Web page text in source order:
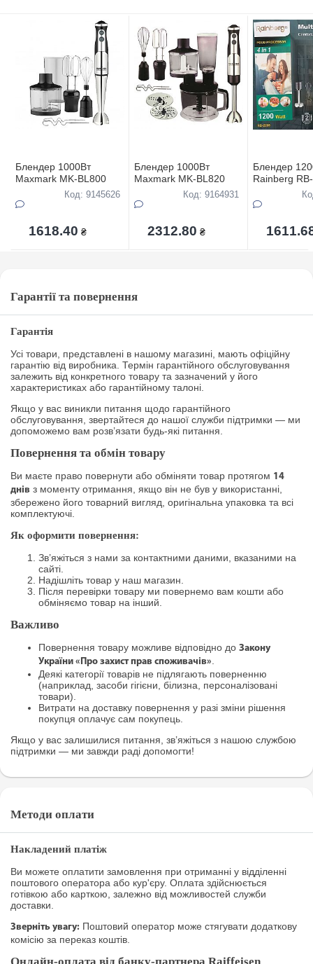
Блендер 1000Вт
Maxmark MK-BL800
Код: 9145626
1618.40 ₴
Блендер 1000Вт
Maxmark MK-BL820
Код: 9164931
2312.80 ₴
Блендер
Rainberg
Гарантії та повернення
Гарантія
Усі товари, представлені в нашому магазині, мають офіційну
гарантію від виробника. Термін гарантійного обслуговування
залежить від конкретного товару та зазначений у його
характеристиках або гарантійному талоні.
Якщо у вас виникли питання щодо гарантійного
обслуговування, звертайтеся до нашої служби підтримки — ми
допоможемо вам розв’язати будь-які питання.
Повернення та обмін товару
Ви маєте право повернути або обміняти товар протягом 14
днів з моменту отримання, якщо він не був у використанні,
збережено його товарний вигляд, оригінальна упаковка та всі
комплектуючі.
Як оформити повернення:
Зв’яжіться з нами за контактними даними, вказаними на
сайті.
Надішліть товар у наш магазин.
Після перевірки товару ми повернемо вам кошти або
обміняємо товар на інший.
Важливо
Повернення товару можливе відповідно до Закону
України «Про захист прав споживачів»
Деякі категорії товарів не підлягають поверненню
(наприклад, засоби гігієни, білизна, персоналізовані
товари).
Витрати на доставку повернення у разі зміни рішення
покупця оплачує сам покупець.
Якщо у вас залишилися питання, зв’яжіться з нашою службою
підтримки — ми завжди раді допомогти!
Методи оплати
Накладений платіж
Ви можете оплатити замовлення при отриманні у відділенні
поштового оператора або кур'єру. Оплата здійснюється
готівкою або карткою, залежно від можливостей служби
доставки.
Зверніть увагу: Поштовий оператор може стягувати додаткову
комісію за переказ коштів.